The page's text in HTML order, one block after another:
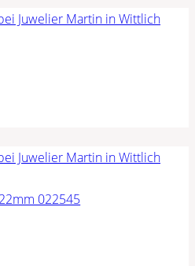
022545